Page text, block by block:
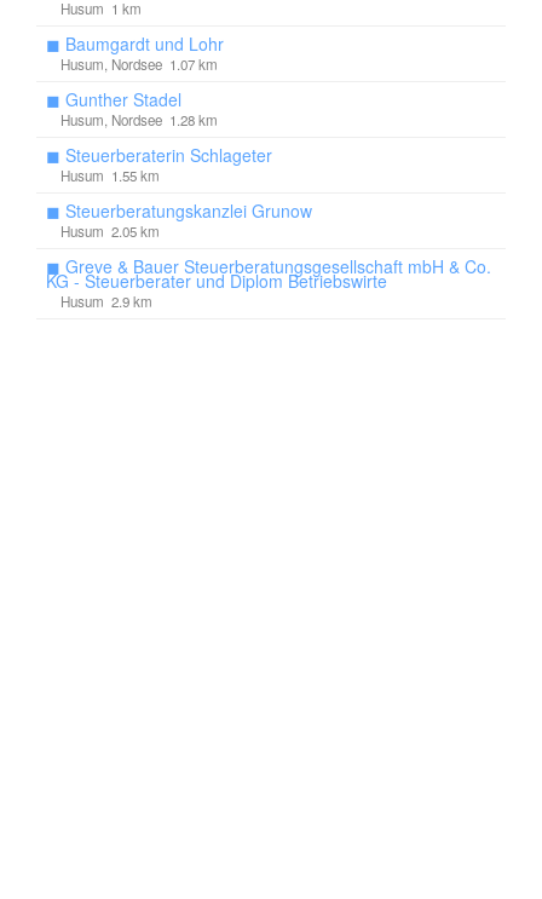
Husum 1 km
◼ Baumgardt und Lohr
Husum, Nordsee 1.07 km
◼ Gunther Stadel
Husum, Nordsee 1.28 km
◼ Steuerberaterin Schlageter
Husum 1.55 km
◼ Steuerberatungskanzlei Grunow
Husum 2.05 km
◼ Greve & Bauer Steuerberatungsgesellschaft mbH & Co.
KG - Steuerberater und Diplom Betriebswirte
Husum 2.9 km